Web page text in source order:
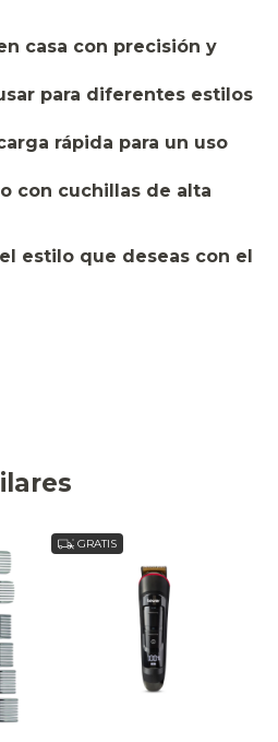
casa con precisión y
para diferentes estilos
rápida para un uso
con cuchillas de alta
estilo que deseas con el
GRATIS